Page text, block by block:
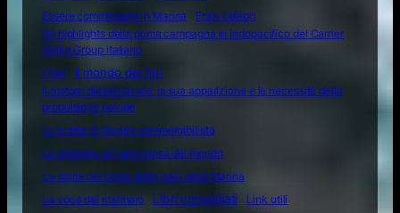
Essere commissario in Marina
Frasi celebri
Gli highlights della prima campagna in Indopacifico del Carrier
Strike Group italiano
I fari
Il mondo dei fari
Il motore diesel navale: la sua apparizione e le necessità della
propulsione navale
La scelta di Giorgia sommergibilista
La spiaggia più pericolosa del mondo
La storia nel nome delle navi della Marina
La voce del marinaio
Libri consigliati Link utili